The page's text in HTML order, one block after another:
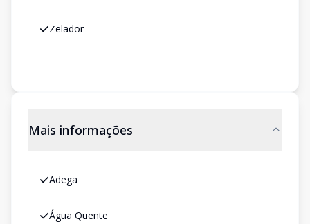
Zelador
Mais informações
Adega
Água Quente